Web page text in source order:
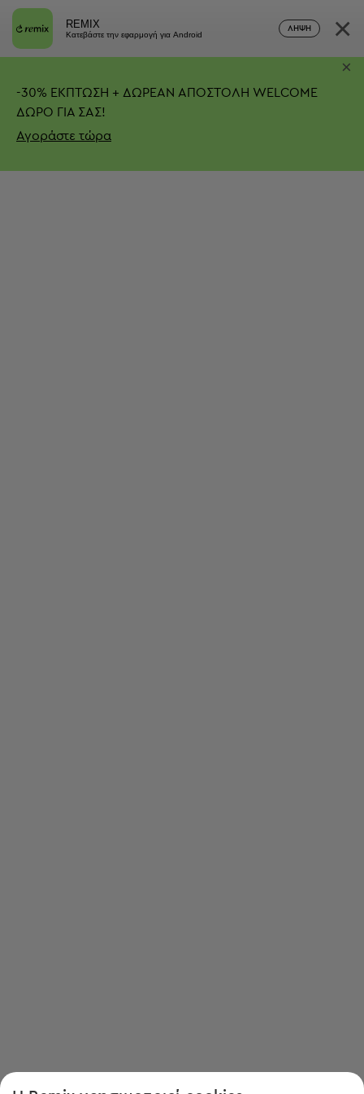
REMIX
Κατεβάστε την εφαρμογή για Android
ΛΉΨΗ ×
-30% ΕΚΠΤΩΣΗ + ΔΩΡΕΑΝ ΑΠΟΣΤΟΛΗ WELCOME
ΔΩΡΟ ΓΙΑ ΣΑΣ!
Αγοράστε τώρα
×